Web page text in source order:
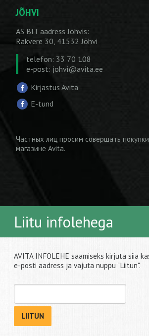
JÕHVI
AS BIT aadress Jõhvis:
Rakvere 30, 41532 Jõhvi
telefon: 33 70 108
e-post: johvi@avita.ee
Kirjastus Avita
E-tund
Частных лиц просим совершать покупки
магазине Avita.
Liitu infolehega
AVITA INFOLEHE saamiseks kirjuta siia
e-posti aadress ja vajuta nuppu "Liitun".
LIITUN